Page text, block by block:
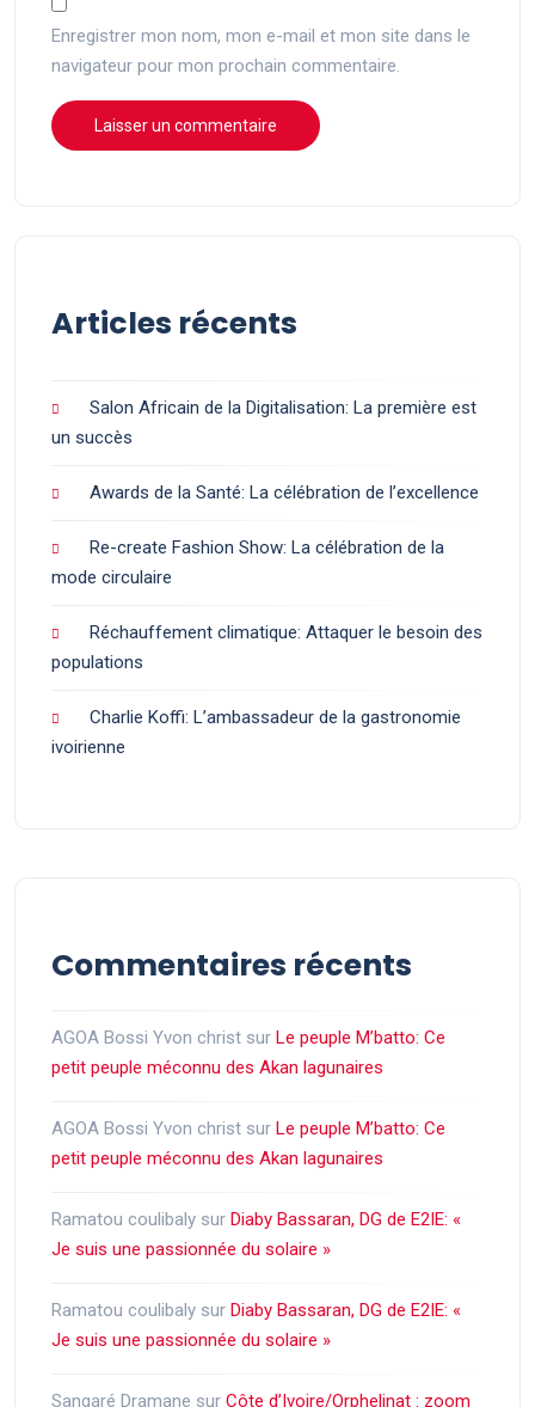
Enregistrer mon nom, mon e-mail et mon site dans le
navigateur pour mon prochain commentaire.
Articles récents
Salon Africain de la Digitalisation: La première est
un succès
Awards de la Santé: La célébration de l’excellence
Re-create Fashion Show: La célébration de la
mode circulaire
Réchauffement climatique: Attaquer le besoin des
populations
Charlie Koffi: L’ambassadeur de la gastronomie
ivoirienne
Commentaires récents
AGOA Bossi Yvon christ sur Le peuple M’batto: Ce
petit peuple méconnu des Akan lagunaires
AGOA Bossi Yvon christ sur Le peuple M’batto: Ce
petit peuple méconnu des Akan lagunaires
Ramatou coulibaly sur Diaby Bassaran, DG de E2IE: «
Je suis une passionnée du solaire »
Ramatou coulibaly sur Diaby Bassaran, DG de E2IE: «
Je suis une passionnée du solaire »
Sangaré Dramane sur Côte d’Ivoire/Orphelinat : zoom